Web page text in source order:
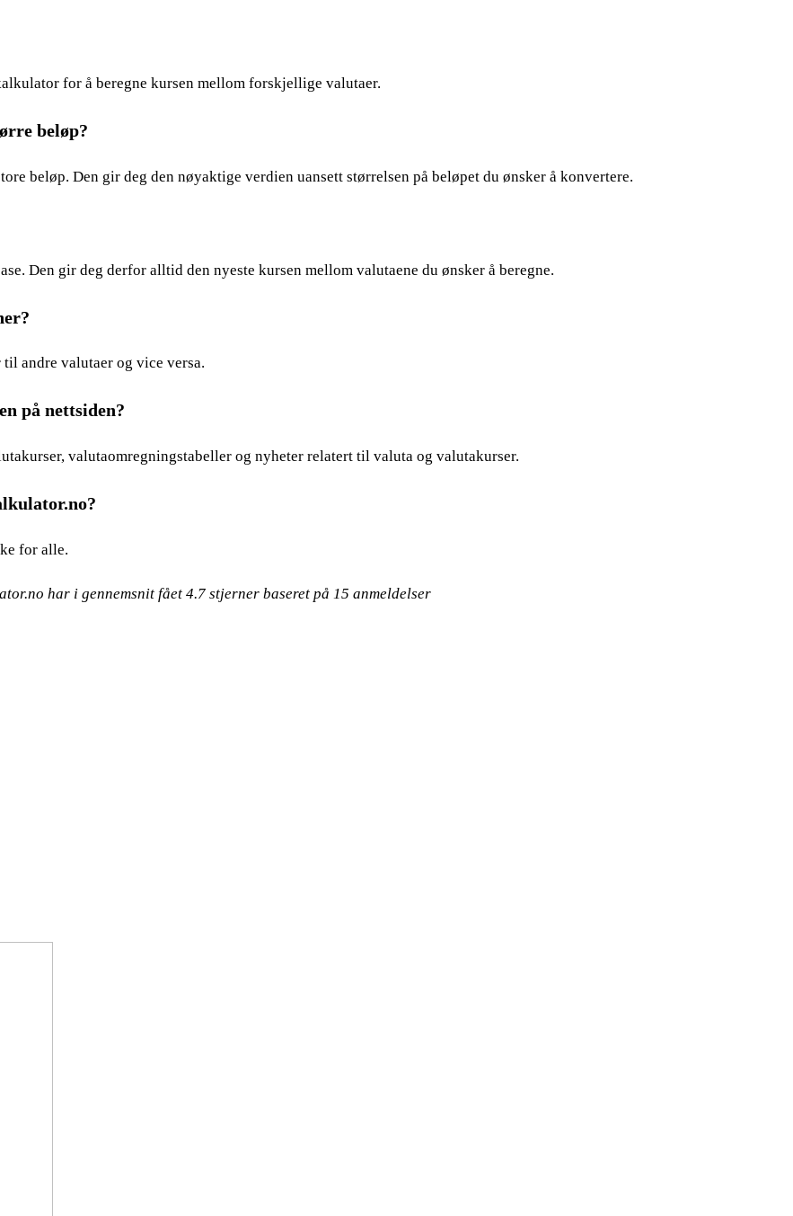
for å beregne kursen mellom forskjellige valutaer.
beløp?
beløp. Den gir deg den nøyaktige verdien uansett størrelsen på beløpet du ønsker å konvertere.
Den gir deg derfor alltid den nyeste kursen mellom valutaene du ønsker å beregne.
andre valutaer og vice versa.
på nettsiden?
valutaomregningstabeller og nyheter relatert til valuta og valutakurser.
for alle.
har i gennemsnit fået 4.7 stjerner baseret på 15 anmeldelser